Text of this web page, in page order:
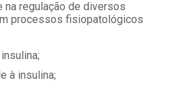
regulação de diversos
processos fisiopatológicos
à insulina;